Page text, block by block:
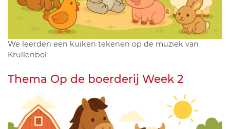
We leerden een kuiken tekenen op de muziek van
Krullenbol
Thema Op de boerderij Week 2